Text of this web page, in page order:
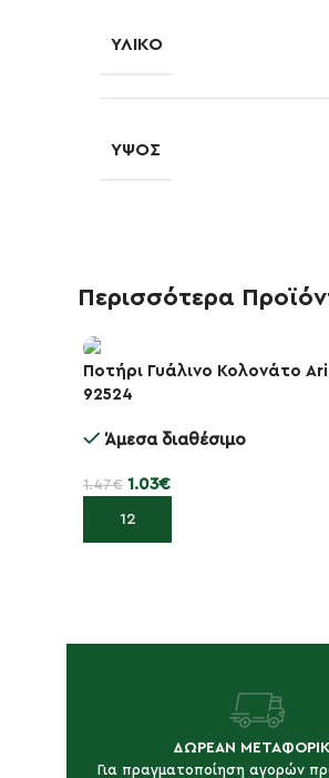
ΥΛΙΚΌ
ΎΨΟΣ
Περισσότερα
-30%
Ποτήρι Γυάλινο Κολονάτο
92524
Άμεσα διαθέσιμο
1.47€ 1.03€
Προσθήκη στο καλάθι
ΔΩΡΕΑΝ
Για πραγματοποίηση αγορών